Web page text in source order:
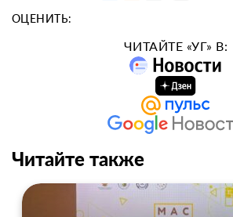
ОЦЕНИТЬ:
ЧИТАЙТЕ «УГ» В:
Читайте также